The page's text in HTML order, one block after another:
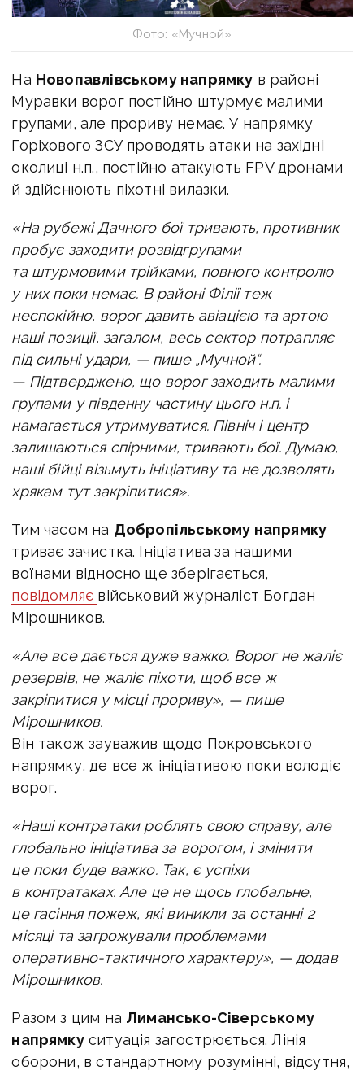
Фото: «Мучной»
На Новопавлівському напрямку в районі
Муравки ворог постійно штурмує малими
групами, але прориву немає. У напрямку
Горіхового ЗСУ проводять атаки на західні
околиці н.п., постійно атакують FPV дронами
й здійснюють піхотні вилазки.
«На рубежі Дачного бої тривають, противник
пробує заходити розвідгрупами
та штурмовими трійками, повного контролю
у них поки немає. В районі Філії теж
неспокійно, ворог давить авіацією та артою
наші позиції, загалом, весь сектор потрапляє
під сильні удари, — пише „Мучной“.
— Підтверджено, що ворог заходить малими
групами у південну частину цього н.п. і
намагається утримуватися. Північ і центр
залишаються спірними, тривають бої. Думаю,
наші бійці візьмуть ініціативу та не дозволять
хрякам тут закріпитися».
Тим часом на Добропільському напрямку
триває зачистка. Ініціатива за нашими
воїнами відносно ще зберігається,
повідомляє військовий журналіст Богдан
Мірошников.
«Але все дається дуже важко. Ворог не жаліє
резервів, не жаліє піхоти, щоб все ж
закріпитися у місці прориву», — пише
Мірошников.
Він також зауважив щодо Покровського
напрямку, де все ж ініціативою поки володіє
ворог.
«Наші контратаки роблять свою справу, але
глобально ініціатива за ворогом, і змінити
це поки буде важко. Так, є успіхи
в контратаках. Але це не щось глобальне,
це гасіння пожеж, які виникли за останні 2
місяці та загрожували проблемами
оперативно-тактичного характеру», — додав
Мірошников.
Разом з цим на Лимансько-Сіверському
напрямкуситуація загострюється. Лінія
оборони, в стандартному розумінні, відсутня,